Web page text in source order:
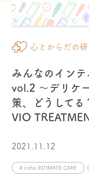
心とからだの
みんなのイン
vol.2 ～デリケ
策、どうして
VIO
2021.11.12
# iroha INTIMATE CARE